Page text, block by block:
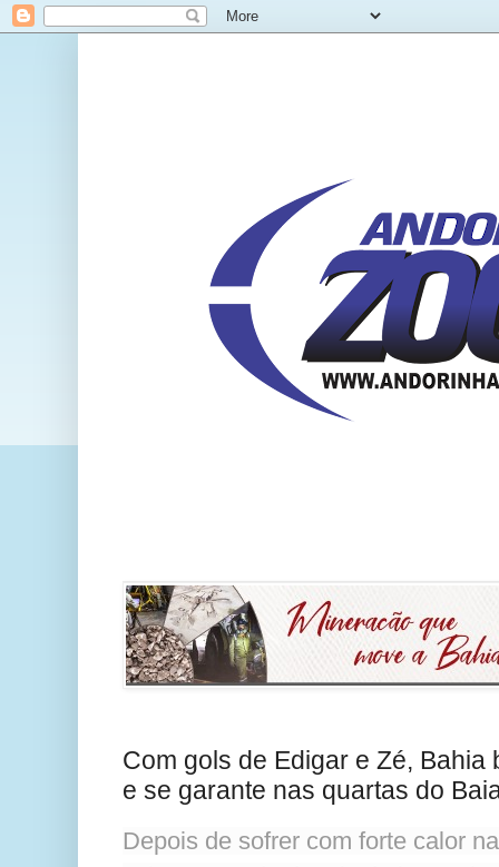
Com gols de Edigar e Zé, Bahia
e se garante nas quartas do
Depois de sofrer com forte calor